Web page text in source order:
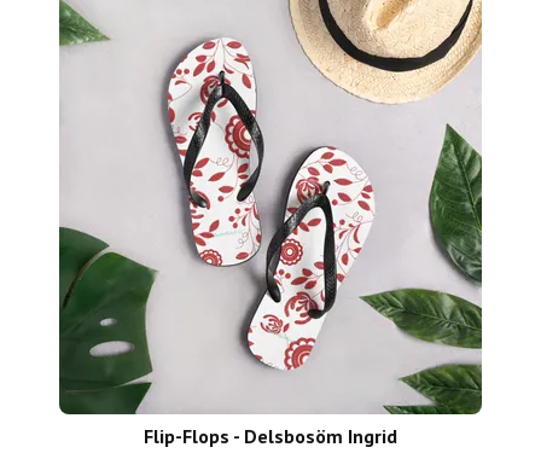
Flip-Flops - Delsbosöm Ingrid